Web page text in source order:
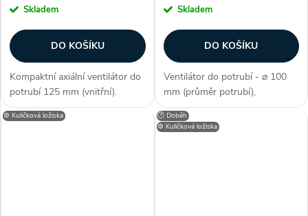
Skladem
DO KOŠÍKU
Kompaktní axiální ventilátor do
potrubí 125 mm (vnitřní).
Kuličková ložiska. Průtok až
190 m3/h. Zákazníci často
Skladem
DO KOŠÍKU
Ventilátor do potrubí - ⌀ 100
mm (průměr potrubí),
diagonální konstrukce, výkonné
provedení, dvouotáčkový,
⚙️ Kuličková ložiska
🕐 Doběh
⚙️ Kuličková ložiska